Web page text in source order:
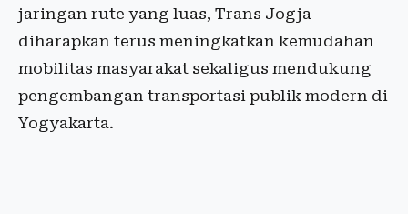
jaringan rute yang luas, Trans Jogja
diharapkan terus meningkatkan kemudahan
mobilitas masyarakat sekaligus mendukung
pengembangan transportasi publik modern di
Yogyakarta.